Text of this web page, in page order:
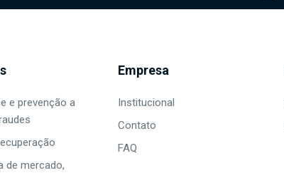
e prevenção a
de mercado,
Empresa
Institucional
Contato
FAQ